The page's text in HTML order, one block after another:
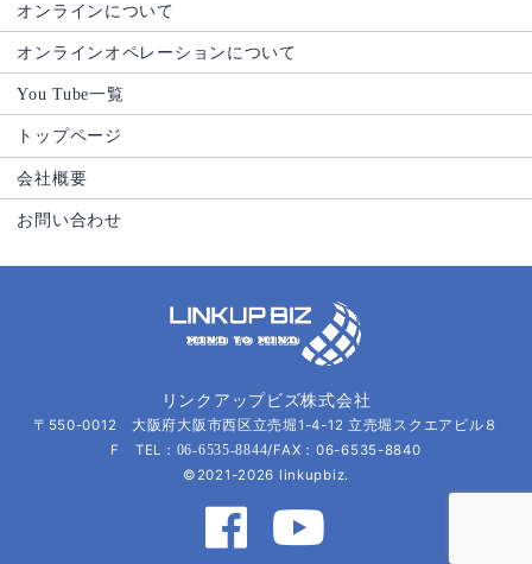
オンラインについて
オンラインオペレーションについて
You Tube一覧
トップページ
会社概要
お問い合わせ
リンクアップビズ株式会社
〒550-0012 大阪府大阪市西区立売堀1-4-12 立売堀スクエアビル８
F TEL： 06-6535-8844/FAX：06-6535-8840
©2021-2026 linkupbiz.